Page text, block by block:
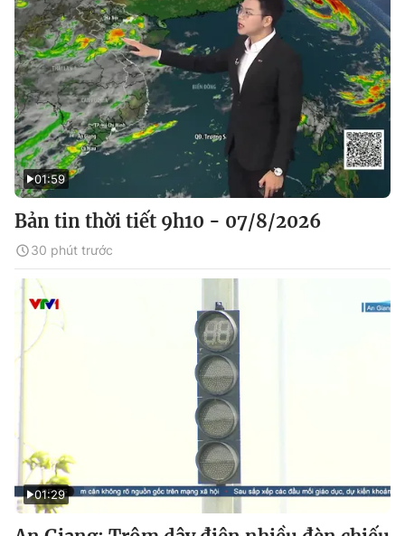
01:59
Bản tin thời tiết 9h10 - 07/8/2026
30 phút trước
01:29